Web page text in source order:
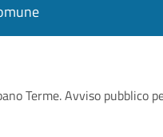
Terme. Avviso pubblico